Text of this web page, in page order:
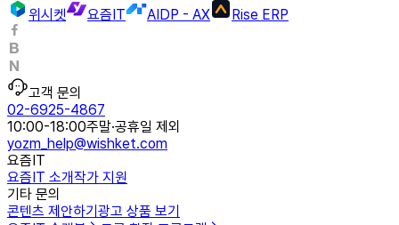
위시켓
요즘IT AIDP - AX Rise ERP
고객 문의
02-6925-4867
10:00-18:00주말·공휴일 제외
yozm_help@wishket.com
요즘IT
요즘IT 소개작가 지원
기타 문의
콘텐츠 제안하기 광고 상품 보기